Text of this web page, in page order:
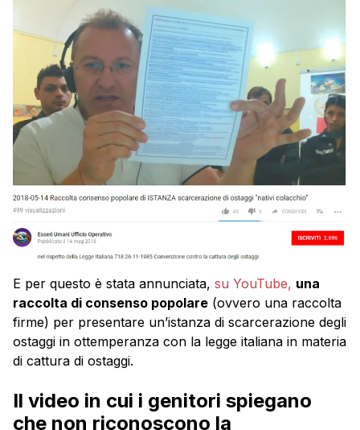
E per questo è stata annunciata, su YouTube, una
raccolta di consenso popolare (ovvero una raccolta
firme) per presentare un’istanza di scarcerazione degli
ostaggi in ottemperanza con la legge italiana in materia
di cattura di ostaggi.
Il video in cui i genitori spiegano
che non riconoscono la